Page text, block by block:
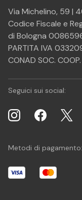
Via Michelino, 59 |
Codice Fiscale e
di Bologna
PARTITA IVA
CONAD SOC. COOP.
Seguici sui social:
Metodi di pagamento: